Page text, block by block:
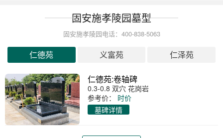
固安施孝陵园墓型
固安施孝陵园电话：400-838-5063
仁德苑 义富苑 仁泽苑
仁德苑:卷轴碑
0.3-0.8 双穴 花岗岩
参考价：
时价
墓碑详情